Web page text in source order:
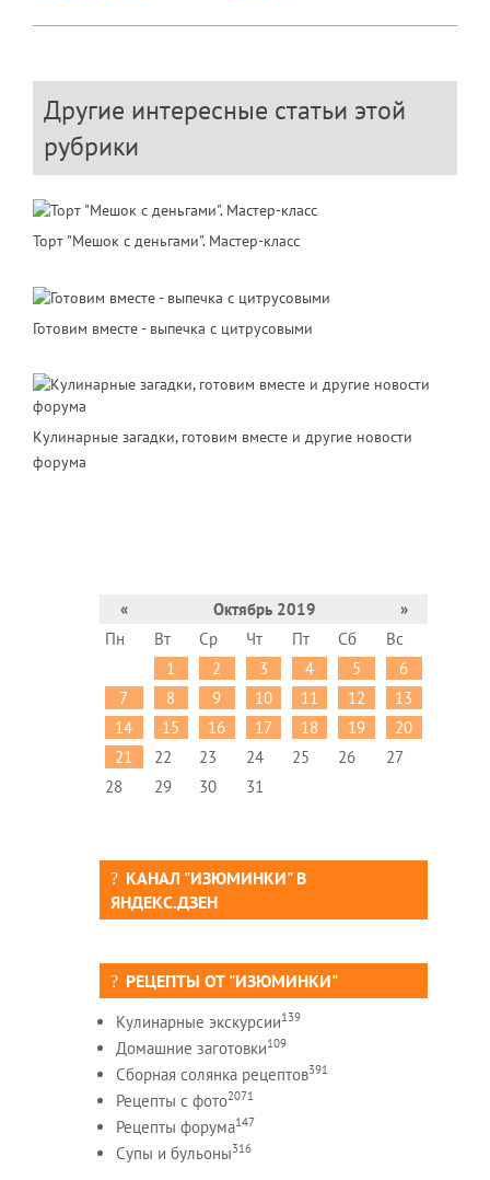
Другие интересные статьи этой
рубрики
Торт "Мешок с деньгами". Мастер-класс
Готовим вместе - выпечка с цитрусовыми
Кулинарные загадки, готовим вместе и другие новости
форума
« Октябрь 2019
»
Пн
Вт Ср Чт Пт Сб
Вс
1
2 3 4 5
6
7
8 9 10 11 12
13
14
15 16 17 18 19
20
21
22 23 24 25 26
27
28
29 30 31
КАНАЛ "ИЗЮМИНКИ" В
ЯНДЕКС.ДЗЕН
РЕЦЕПТЫ ОТ "ИЗЮМИНКИ"
Кулинарные экскурсии139
Домашние заготовки109
Сборная солянка рецептов391
Рецепты c фото2071
Рецепты форума147
Супы и бульоны316